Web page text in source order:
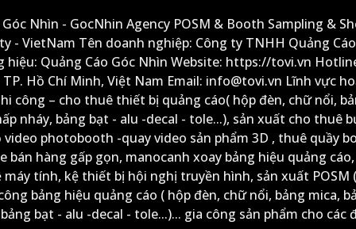
Nhìn - GocNhin Agency POSM & Booth Sampling &
- VietNam Tên doanh nghiệp: Công ty TNHH Quảng
Quảng Cáo Góc Nhìn Website: https://tovi.vn
Hồ Chí Minh, Việt Nam Email: info@tovi.vn Lĩnh vực
công – cho thuê thiết bị quảng cáo( hộp đèn, chữ nổi,
nháy, bảng bạt - alu -decal - tole...), sản xuất cho thuê
photobooth -quay video sản phẩm 3D , thuê quầy
bán hàng gấp gọn, manocanh xoay bảng hiệu quảng
tính, kệ thiết bị hội nghị truyền hình, sản xuất POSM
bảng hiệu quảng cáo ( hộp đèn, chữ nổi, bảng mica,
bạt - alu -decal - tole...)... gia công sản phẩm cho các